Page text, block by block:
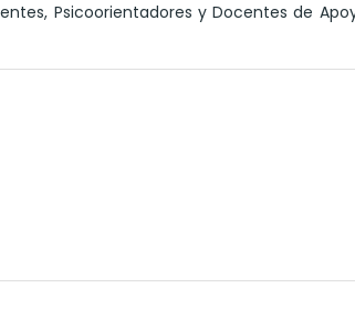
Psicoorientadores y Docentes de